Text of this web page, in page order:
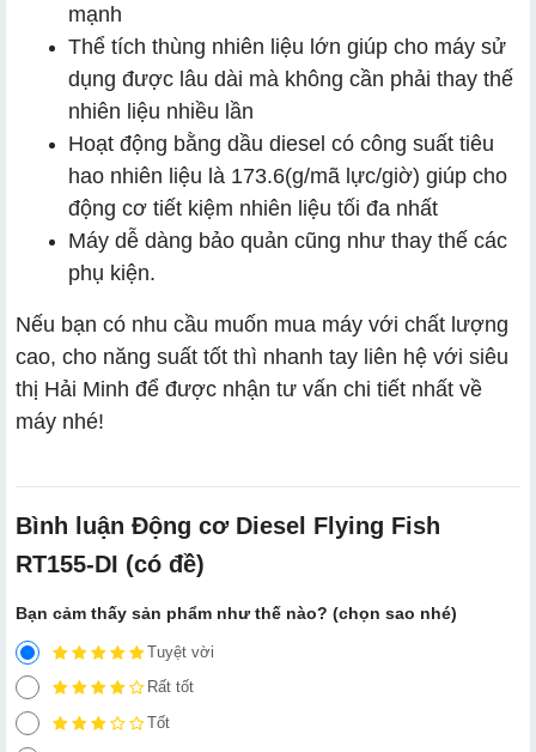
mạnh
Thể tích thùng nhiên liệu lớn giúp cho máy sử
dụng được lâu dài mà không cần phải thay thế
nhiên liệu nhiều lần
Hoạt động bằng dầu diesel có công suất tiêu
hao nhiên liệu là 173.6(g/mã lực/giờ) giúp cho
động cơ tiết kiệm nhiên liệu tối đa nhất
Máy dễ dàng bảo quản cũng như thay thế các
phụ kiện.
Nếu bạn có nhu cầu muốn mua máy với chất lượng
cao, cho năng suất tốt thì nhanh tay liên hệ với siêu
thị Hải Minh để được nhận tư vấn chi tiết nhất về
máy nhé!
Bình luận Động cơ Diesel Flying Fish
RT155-DI (có đề)
Bạn cảm thấy sản phẩm như thế nào? (chọn sao nhé)
Tuyệt vời
Rất tốt
Tốt